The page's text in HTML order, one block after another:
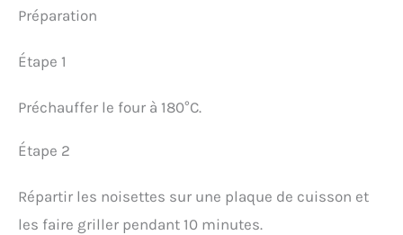
Préparation
Étape 1
Préchauffer le four à 180°C.
Étape 2
Répartir les noisettes sur une plaque de cuisson et
les faire griller pendant 10 minutes.